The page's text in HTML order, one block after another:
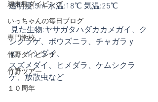
鵜来島ダイビング
いっちゃんの毎日ブログ
専門学校
竹野ダイビング
竹野ツアー
１０周年
透明度:5m 水温:18℃ 気温:25℃
シクラゲ、ボウズニラ、チャガラｙ
ｇ、イシダイ、
スズメダイ、ヒメダラ、ケムシクラ
ゲ、放散虫など